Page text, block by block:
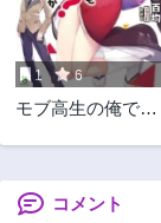
第18.1話
1年前
第17.1話
1年前
第16.1話
第15.1話
1 6
モブ高生の俺でも
コメント